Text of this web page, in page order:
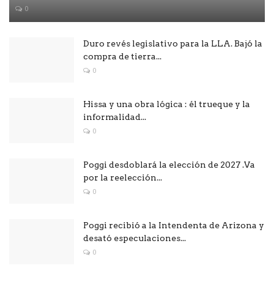
0
Duro revés legislativo para la LLA. Bajó la
compra de tierra...
0
Hissa y una obra lógica : él trueque y la
informalidad...
0
Poggi desdoblará la elección de 2027 .Va
por la reelección...
0
Poggi recibió a la Intendenta de Arizona y
desató especulaciones...
0